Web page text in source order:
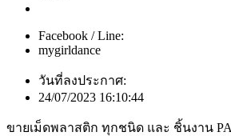
Facebook / Line:
mygirldance
วันที่ลงประกาศ:
24/07/2023 16:10:44
ขายเม็ดพลาสติก ทุกชนิด และ ชิ้นงาน